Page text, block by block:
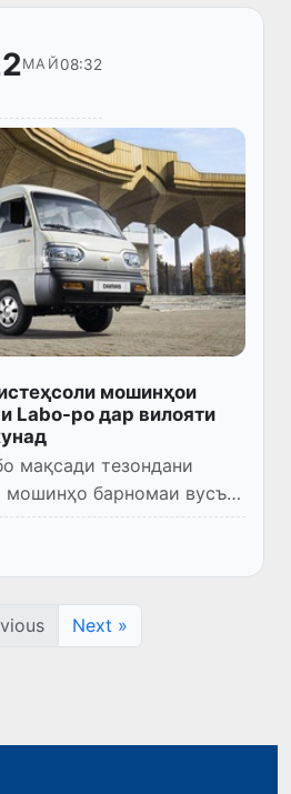
МАЙ08:32
мошинҳои
Labo-ро дар вилояти
мақсади тезондани
мошинҳо барномаи вусъат
автомобилҳои Chevrolet
анҷом расонд. Ҳамин
Next »